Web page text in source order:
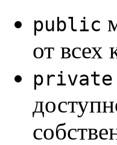
public
от всех
private